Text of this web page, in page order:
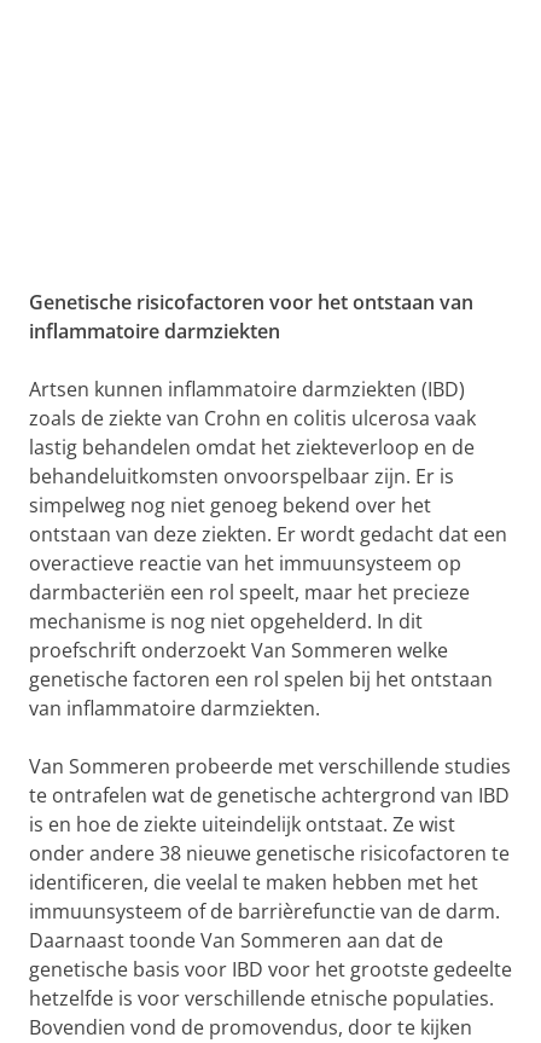
Genetische risicofactoren voor het ontstaan van
inflammatoire darmziekten
Artsen kunnen inflammatoire darmziekten (IBD)
zoals de ziekte van Crohn en colitis ulcerosa vaak
lastig behandelen omdat het ziekteverloop en de
behandeluitkomsten onvoorspelbaar zijn. Er is
simpelweg nog niet genoeg bekend over het
ontstaan van deze ziekten. Er wordt gedacht dat een
overactieve reactie van het immuunsysteem op
darmbacteriën een rol speelt, maar het precieze
mechanisme is nog niet opgehelderd. In dit
proefschrift onderzoekt Van Sommeren welke
genetische factoren een rol spelen bij het ontstaan
van inflammatoire darmziekten.
Van Sommeren probeerde met verschillende studies
te ontrafelen wat de genetische achtergrond van IBD
is en hoe de ziekte uiteindelijk ontstaat. Ze wist
onder andere 38 nieuwe genetische risicofactoren te
identificeren, die veelal te maken hebben met het
immuunsysteem of de barrièrefunctie van de darm.
Daarnaast toonde Van Sommeren aan dat de
genetische basis voor IBD voor het grootste gedeelte
hetzelfde is voor verschillende etnische populaties.
Bovendien vond de promovendus, door te kijken